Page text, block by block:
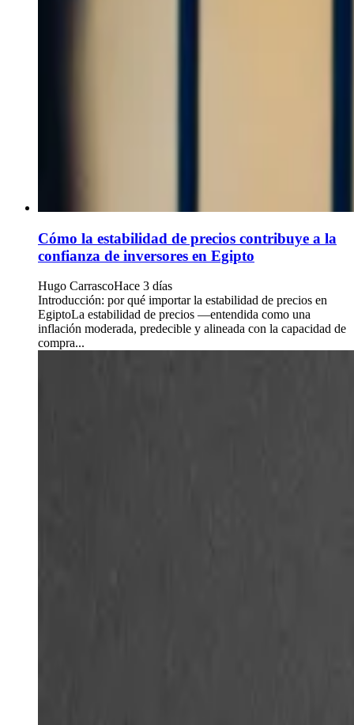
Cómo la estabilidad de precios contribuye a la
confianza de inversores en Egipto
Hugo CarrascoHace 3 días
Introducción: por qué importar la estabilidad de precios en
EgiptoLa estabilidad de precios —entendida como una
inflación moderada, predecible y alineada con la capacidad de
compra...